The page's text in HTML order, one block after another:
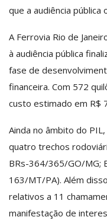
que a audiência
A Ferrovia Rio de
à audiência pública
fase de
financeira. Com 572
custo estimado em R$
Ainda no âmbito do
quatro trechos
BRs-364/365/GO/MG;
163/MT/PA). Além
relativos a 11
manifestação de